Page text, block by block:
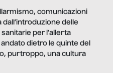
comunicazioni
delle
per l’allerta
dietro le quinte del
purtroppo, una cultura